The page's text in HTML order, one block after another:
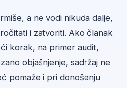
a ne vodi nikuda dalje,
i zatvoriti. Ako članak
korak, na primer audit,
objašnjenje, sadržaj ne
pomaže i pri donošenju